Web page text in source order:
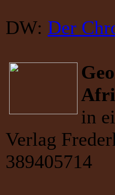
DW: Der
in
Verlag
389405714